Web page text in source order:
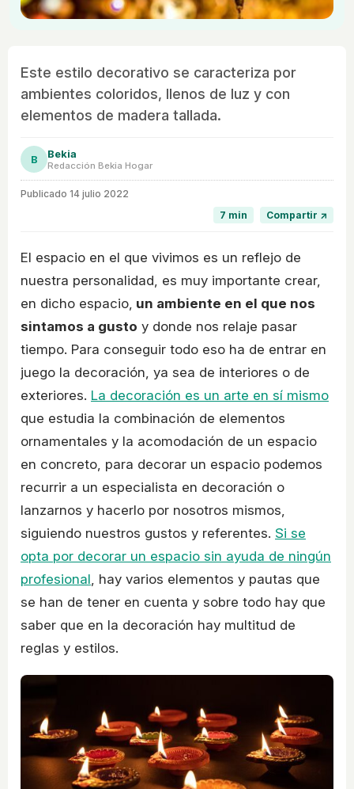
Este estilo decorativo se caracteriza por
ambientes coloridos, llenos de luz y con
elementos de madera tallada.
B Bekia
Redacción Bekia Hogar
Publicado 14 julio 2022
7 min
Compartir ↗
El espacio en el que vivimos es un reflejo de
nuestra personalidad, es muy importante crear,
en dicho espacio, un ambiente en el que nos
sintamos a gusto y donde nos relaje pasar
tiempo. Para conseguir todo eso ha de entrar en
juego la decoración, ya sea de interiores o de
exteriores. La decoración es un arte en sí mismo
que estudia la combinación de elementos
ornamentales y la acomodación de un espacio
en concreto, para decorar un espacio podemos
recurrir a un especialista en decoración o
lanzarnos y hacerlo por nosotros mismos,
siguiendo nuestros gustos y referentes. Si se
opta por decorar un espacio sin ayuda de ningún
profesional , hay varios elementos y pautas que
se han de tener en cuenta y sobre todo hay que
saber que en la decoración hay multitud de
reglas y estilos.